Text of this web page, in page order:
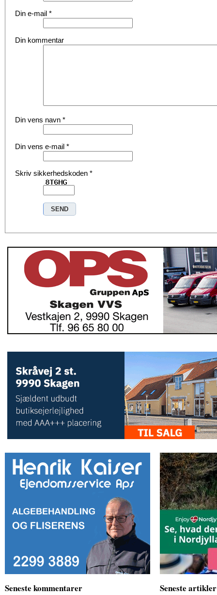
Din e-mail *
Din kommentar
Din vens navn *
Din vens e-mail *
Skriv sikkerhedskoden *
Seneste kommentarer Seneste artikler